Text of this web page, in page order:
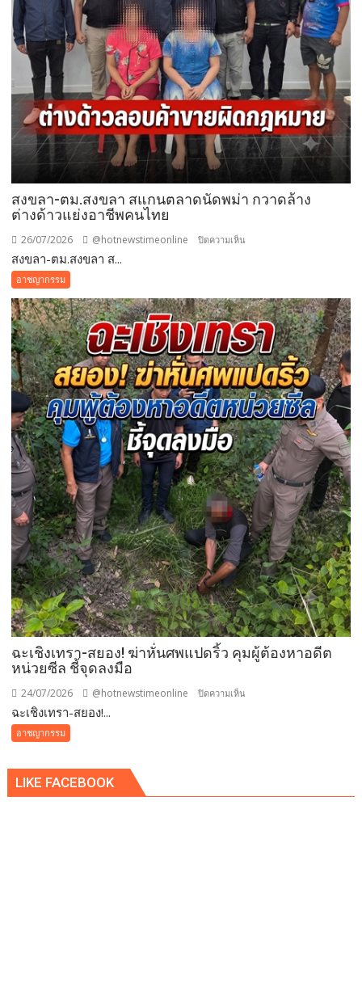
สงขลา-ตม.สงขลา สแกนตลาดนัดพม่า กวาดล้าง
ต่างด้าวแย่งอาชีพคนไทย
26/07/2026 @hotnewstimeonline ปิดความเห็น
ตลาด
นัด
พม่า
กวาดล้าง
ต่างด้าว
แย่ง
อาชีพ
คน
ไทย
สงขลา-ตม.สงขลา ส...
อาชญากรรม
ฉะเชิงเทรา-สยอง! ฆ่าหั่นศพแปดริ้ว คุมผู้ต้องหาอดีต
หน่วยซีล ชี้จุดลงมือ
24/07/2026 @hotnewstimeonline ปิดความเห็น
แปดริ้ว
ฉะเชิงเทรา-สยอง!...
อาชญากรรม
LIKE FACEBOOK